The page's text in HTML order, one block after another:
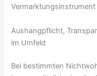
Aushangpflicht,
im Umfeld
Bei bestimmten